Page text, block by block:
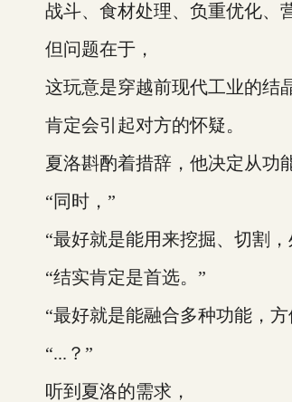
战斗、食材处理、负重优化、营
但问题在于，
这玩意是穿越前现代工业的结晶
肯定会引起对方的怀疑。
夏洛斟酌着措辞，他决定从功能
“同时，”
“最好就是能用来挖掘、切割，
“结实肯定是首选。”
“最好就是能融合多种功能，方
“...？”
听到夏洛的需求，